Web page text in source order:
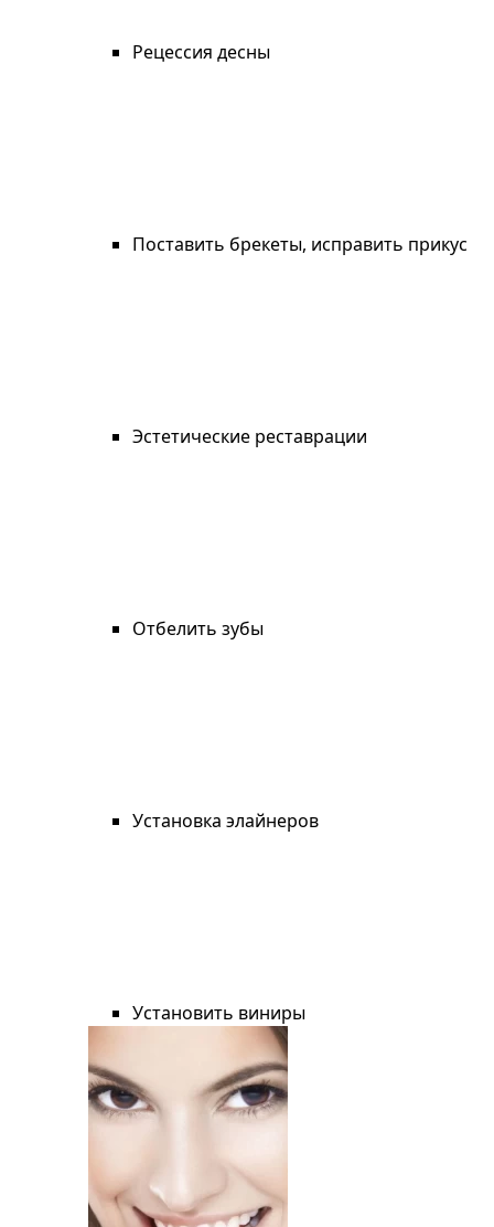
Рецессия десны
Поставить брекеты, исправить прикус
Эстетические реставрации
Отбелить зубы
Установка элайнеров
Установить виниры